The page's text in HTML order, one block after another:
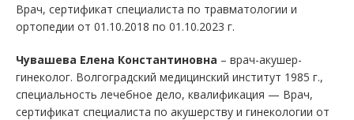
Врач, сертификат специалиста по травматологии и
ортопедии от 01.10.2018 по 01.10.2023 г.
Чувашева Елена Константиновна – врач-акушер-
гинеколог. Волгоградский медицинский институт 1985 г.,
специальность лечебное дело, квалификация — Врач,
сертификат специалиста по акушерству и гинекологии от